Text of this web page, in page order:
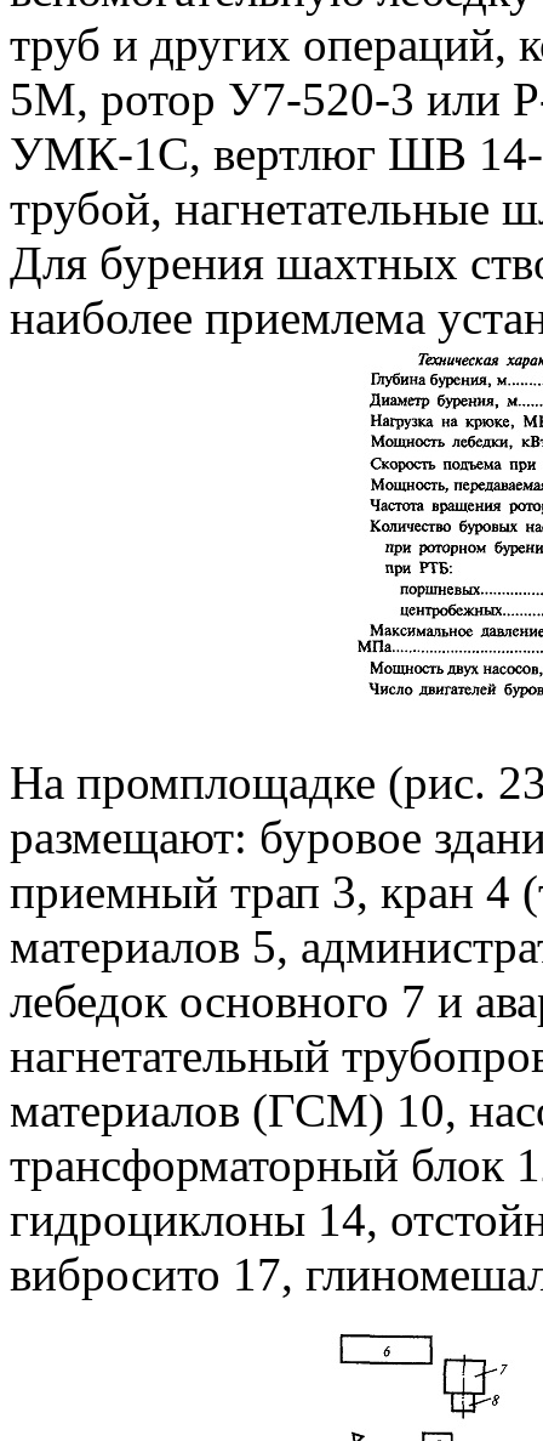
труб и других
5М, ротор У7-520-3 или
УМК-1С, вертлюг ШВ 14-
трубой, нагнетательные
Для бурения шахтных
наиболее приемлема
На промплощадке (рис.
размещают: буровое
приемный трап 3, кран
материалов 5,
лебедок основного 7 и
нагнетательный
материалов (ГСМ) 10,
трансформаторный блок
гидроциклоны 14,
вибросито 17,